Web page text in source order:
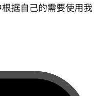
据自己的需要使用我